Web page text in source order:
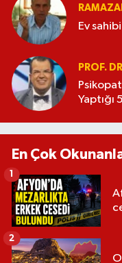
Ev
PROF.
Yaptığı
En Çok
1
2